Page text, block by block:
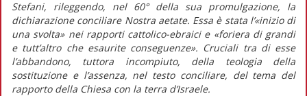
Stefani, rileggendo, nel 60° della sua promulgazione, la
dichiarazione conciliare Nostra aetate. Essa è stata l’«inizio di
una svolta» nei rapporti cattolico-ebraici e «foriera di grandi
e tutt’altro che esaurite conseguenze». Cruciali tra di esse
l’abbandono, tuttora incompiuto, della teologia della
sostituzione e l’assenza, nel testo conciliare, del tema del
rapporto della Chiesa con la terra d’Israele.